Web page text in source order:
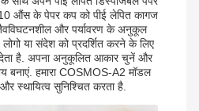
औंस के पेपर कप को पीई लेपित कागज
और पर्यावरण के अनुकूल
या संदेश को प्रदर्शित करने के लिए
है. अपना अनुकूलित आकार चुनें और
बनाएं. हमारा COSMOS-A2 मॉडल
स्थायित्व सुनिश्चित करता है.